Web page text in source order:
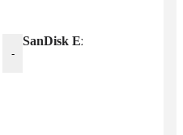
-
SanDisk Extreme PRO 256